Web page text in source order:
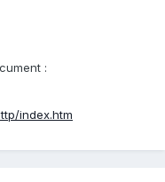
:
index.htm